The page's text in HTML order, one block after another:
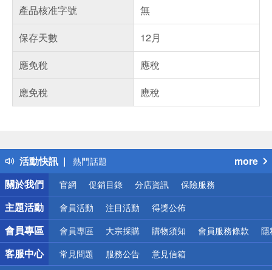
產品核准字號
無
保存天數
12月
應免稅
應稅
應免稅
應稅
活動快訊
得獎公告
熱門話題
銀行優惠
偏遠地區配送
詐騙網頁！請小心！
more
關於我們
官網 促銷目錄 分店資訊 保險服務
主題活動 會員活動 注目活動 得獎公佈
會員專區 會員專區 大宗採購 購物須知 會員服務條款 隱
客服中心 常見問題 服務公告 意見信箱